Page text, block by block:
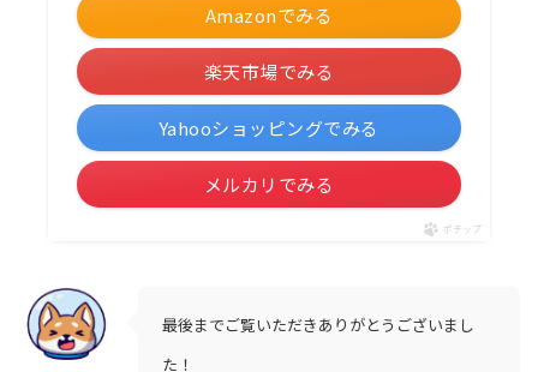
Amazonでみる
楽天市場でみる
Yahooショッピングでみる
メルカリでみる
ポチップ
最後までご覧いただきありがとうございまし
た！